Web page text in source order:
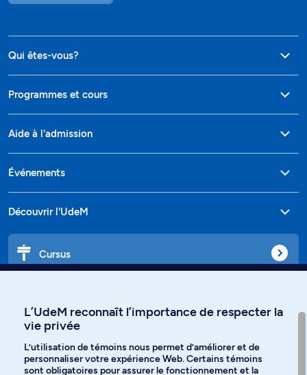
Qui êtes-vous?
Programmes et cours
Aide à l'admission
Événements
Découvrir l'UdeM
Cursus
Langues
L’UdeM reconnaît l’importance de respecter la
vie privée
L’utilisation de témoins nous permet d’améliorer et de
personnaliser votre expérience Web. Certains témoins
sont obligatoires pour assurer le fonctionnement et la